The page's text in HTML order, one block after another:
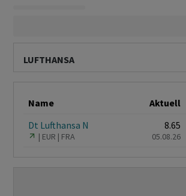
LUFTHANSA
Name Aktuell
Dt Lufthansa N
EUR FRA
8.65
05.08.26